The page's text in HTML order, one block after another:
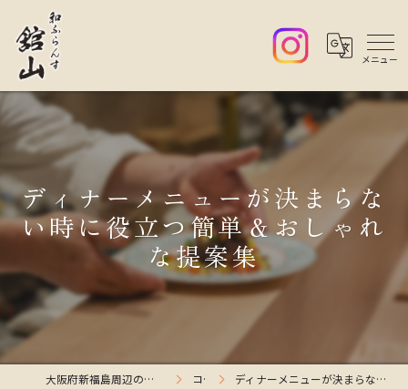
ディナーメニューが決まらな
い時に役立つ簡単＆おしゃれ
な提案集
大阪府新福島周辺のレストランなら和ふらんす舘山 コラム ディナーメニューが決まらない時に役立つ簡単＆おしゃれな提案集